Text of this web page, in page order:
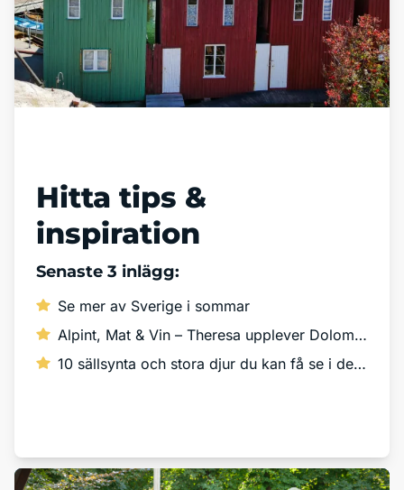
Hitta tips &
inspiration
Senaste 3 inlägg:
Se mer av Sverige i sommar
Alpint, Mat & Vin – Theresa upplever Dolomiterna!
10 sällsynta och stora djur du kan få se i det vilda